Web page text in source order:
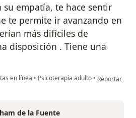
su empatía, te hace sentir
te permite ir avanzando en
más difíciles de
disposición . Tiene una
en línea • Psicoterapia adulto • en opinión
Reportar
de la Fuente